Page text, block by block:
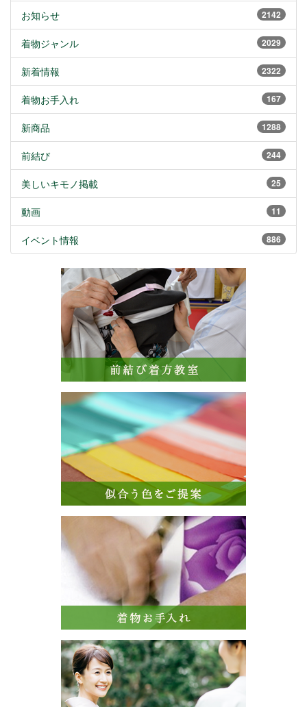
2142
お知らせ
2029
着物ジャンル
2322
新着情報
167
着物お手入れ
1288
新商品
244
前結び
25
美しいキモノ掲載
11
動画
886
イベント情報